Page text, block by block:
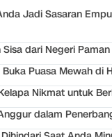
Jadi Sasaran
dari Negeri Paman
Puasa Mewah di
Nikmat untuk
dalam